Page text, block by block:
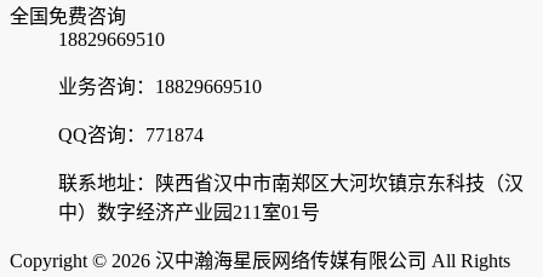
全国免费咨询
18829669510
业务咨询：18829669510
QQ咨询：771874
联系地址：陕西省汉中市南郑区大河坎镇京东科技（汉
中）数字经济产业园211室01号
Copyright © 2026 汉中瀚海星辰网络传媒有限公司 All Rights